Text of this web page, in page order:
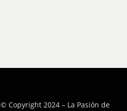
© Copyright 2024 – La Pasión de